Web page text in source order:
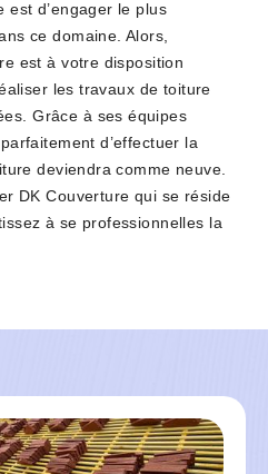
est d’engager le plus
ce domaine. Alors,
est à votre disposition
les travaux de toiture
Grâce à ses équipes
d’effectuer la
deviendra comme neuve.
DK Couverture qui se réside
à se professionnelles la